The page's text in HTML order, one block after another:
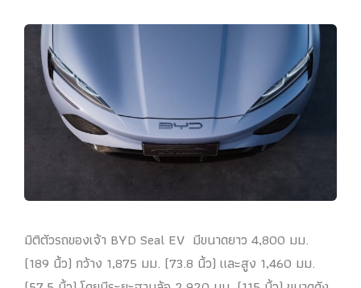
มิติตัวรถของเจ้า BYD Seal EV มีขนาดยาว 4,800 มม.
(189 นิ้ว) กว้าง 1,875 มม. (73.8 นิ้ว) และสูง 1,460 มม.